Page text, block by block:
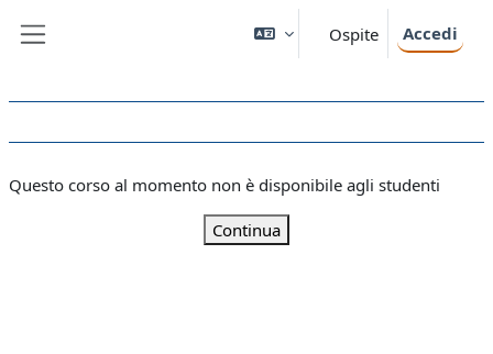
Ospite Accedi
Questo corso al momento non è disponibile agli studenti
Continua